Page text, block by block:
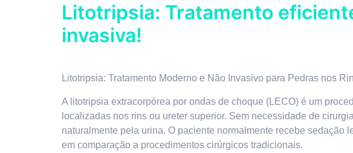
Litotripsia: Tratamento
invasiva!
Litotripsia: Tratamento Moderno e Não Invasivo para Pedras nos
A litotripsia extracorpórea por ondas de choque (LECO) é um
localizadas nos rins ou ureter superior. Sem necessidade de
naturalmente pela urina. O paciente normalmente recebe
em comparação a procedimentos cirúrgicos tradicionais.